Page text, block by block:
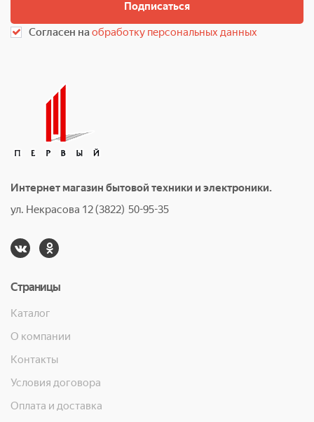
Подписаться
Согласен наобработку персональных данных
Интернет магазин бытовой техники и электроники.
ул. Некрасова 12 (3822) 50-95-35
Страницы
Каталог
О компании
Контакты
Условия договора
Оплата и доставка